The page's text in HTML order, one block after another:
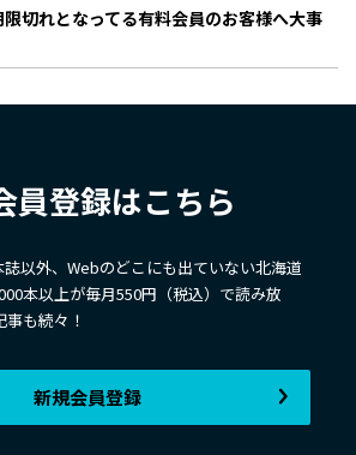
切れとなってる有料会員のお客様へ大事
員登録はこちら
以外、Webのどこにも出ていない北海道
本以上が毎月550円（税込）で読み放
も続々！
新規会員登録